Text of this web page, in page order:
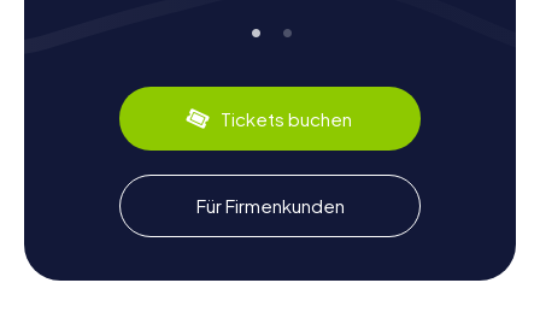
mehr über solche historischen Fakten und die Bedeutung
die kulinarischen Spezialitäten der Region genießen, wie
den berühmten Weißwein Verdicchio di Matelica, der in
den umliegenden Weinbergen produziert wird.
Nach der Schnitzeljagd in Fabriano die Stadt
genießen
Nach euren spannenden Schnitzeljagden in Fabriano könnt
ihr die Stadt in aller Ruhe genießen und die Eindrücke auf
Tickets buchen
Für Firmenkunden